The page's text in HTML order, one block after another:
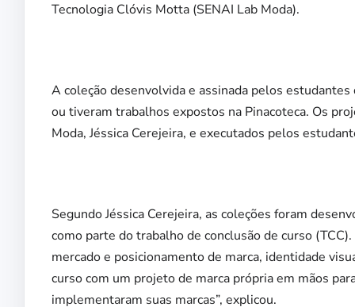
Tecnologia Clóvis Motta (SENAI Lab Moda).
A coleção desenvolvida e assinada pelos
ou tiveram trabalhos expostos na Pinacoteca. Os
Moda, Jéssica Cerejeira, e executados pelos
Segundo Jéssica Cerejeira, as coleções foram
como parte do trabalho de conclusão de curso
mercado e posicionamento de marca, identidade
curso com um projeto de marca própria em mãos
implementaram suas marcas”, explicou.